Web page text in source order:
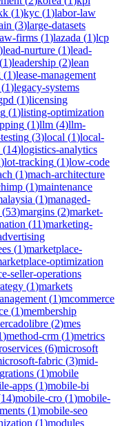
(1)kyc (1)labor-law
(3)large-datasets
firms (1)lazada (1)lcp
)lead-nurture (1)lead-
(1)leadership (2)lean
(1)lease-management
(1)legacy-systems
(1)licensing
(1)listing-optimization
(1)llm (4)llm-
(3)local (1)local-
(14)logistics-analytics
)lot-tracking (1)low-code
(1)mach-architecture
(1)maintenance
(1)managed-
(53)margins (2)market-
(11)marketing-
(1)marketplace-
optimization
seller-operations
(1)markets
(1)mcommerce
(1)membership
(2)mes
)method-crm (1)metrics
(6)microsoft
fabric (3)mid-
(1)mobile
apps (1)mobile-bi
14)mobile-cro (1)mobile-
(1)mobile-seo
(1)modules